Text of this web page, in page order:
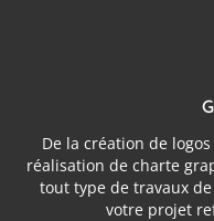
De la création de
réalisation de charte
tout type de travaux
votre projet